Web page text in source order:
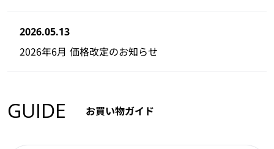
2026.05.13
2026年6月 価格改定のお知らせ
GUIDE お買い物ガイド